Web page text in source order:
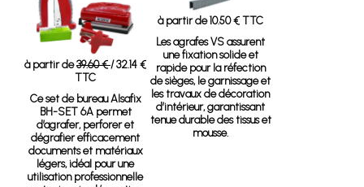
à partir de39.60 €/ 32.14 €
TTC
Ce set de bureau Alsafix
BH-SET 6A permet
d’agrafer, perforer et
dégrafier efficacement
documents et matériaux
légers, idéal pour une
utilisation professionnelle
à partir de 10.50 € TTC
Les agrafes VS assurent
une fixation solide et
rapide pour la réfection
de sièges, le garnissage et
les travaux de décoration
d’intérieur, garantissant
tenue durable des tissus et
mousse.